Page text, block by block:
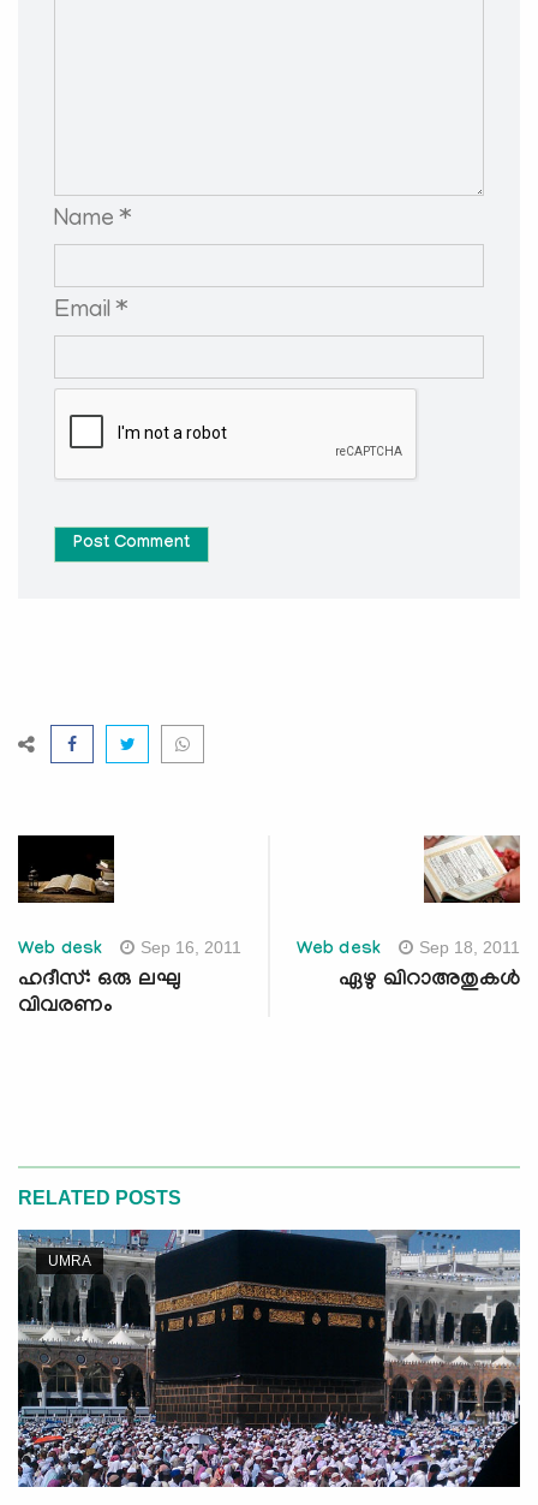
Name *
Email *
Post Comment
Web desk Sep 16, 2011
ഹദീസ്: ഒരു ലഘു
വിവരണം
Web desk Sep 18, 2011
ഏഴു ഖിറാഅതുകള്‍
RELATED POSTS
UMRA